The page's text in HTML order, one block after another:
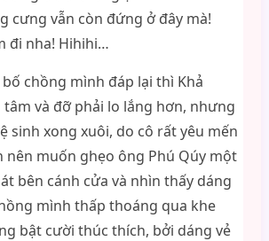
cưng vẫn còn đứng ở đây mà!
đi nha! Hihihi…
chồng mình đáp lại thì Khả
tâm và đỡ phải lo lắng hơn, nhưng
sinh xong xuôi, do cô rất yêu mến
nên muốn ghẹo ông Phú Qúy một
bên cánh cửa và nhìn thấy dáng
mình thấp thoáng qua khe
bật cười thúc thích, bởi dáng vẻ